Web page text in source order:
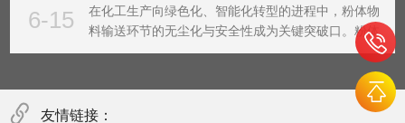
产需求精准...
6-15
在化工生产向绿色化、智能化转型的进程中，粉体物
料输送环节的无尘化与安全性成为关键突破口。粉体
密闭加料设备凭借全流程封闭作业的特性，破解传统
人工投料的粉尘污染、物料损耗等痛点，在化工无尘
输送领域展现出核心应用价值与多重优势。一、应用
场景：覆盖...
友情链接：